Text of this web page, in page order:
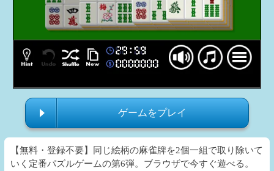
ゲームをプレイ
【無料・登録不要】同じ絵柄の麻雀牌を2個一組で取り除いて
いく定番パズルゲームの第6弾。ブラウザで今すぐ遊べる。